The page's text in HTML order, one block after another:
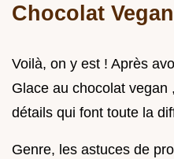
Chocolat Vegan
Voilà, on y est ! Après
Glace au chocolat
détails qui font toute la
Genre, les astuces de